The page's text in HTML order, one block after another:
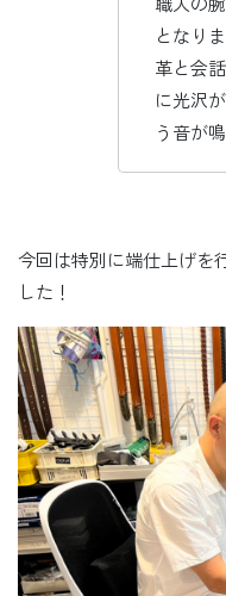
となりま
革と会
に光沢
う音が
今回は特別に端仕上げを
した！